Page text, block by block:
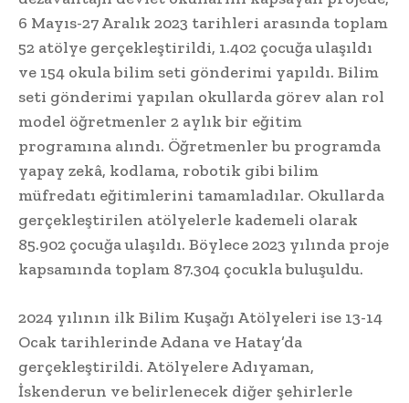
6 Mayıs-27 Aralık 2023 tarihleri arasında toplam
52 atölye gerçekleştirildi, 1.402 çocuğa ulaşıldı
ve 154 okula bilim seti gönderimi yapıldı. Bilim
seti gönderimi yapılan okullarda görev alan rol
model öğretmenler 2 aylık bir eğitim
programına alındı. Öğretmenler bu programda
yapay zekâ, kodlama, robotik gibi bilim
müfredatı eğitimlerini tamamladılar. Okullarda
gerçekleştirilen atölyelerle kademeli olarak
85.902 çocuğa ulaşıldı. Böylece 2023 yılında proje
kapsamında toplam 87.304 çocukla buluşuldu.
2024 yılının ilk Bilim Kuşağı Atölyeleri ise 13-14
Ocak tarihlerinde Adana ve Hatay’da
gerçekleştirildi. Atölyelere Adıyaman,
İskenderun ve belirlenecek diğer şehirlerle